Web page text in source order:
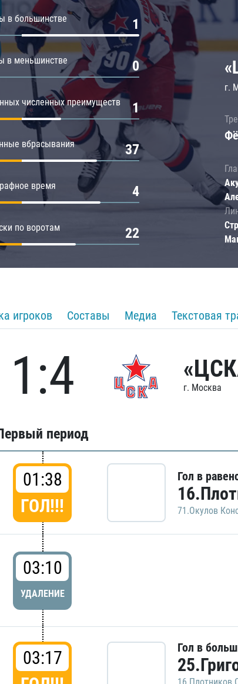
в большинстве 1
в меньшинстве 0
численных преимуществ 1
вбрасывания 37
время 4
по воротам 22
г.
игроков Составы Медиа Текстовая
1:4 г. Москва
период
01:38
ГОЛ!!!
Гол в
71.Окулов
03:10
УДАЛЕНИЕ
03:17
Гол в